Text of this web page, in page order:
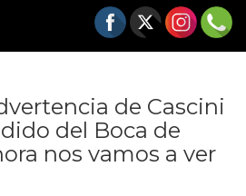
de Cascini
del Boca de
nos vamos a ver